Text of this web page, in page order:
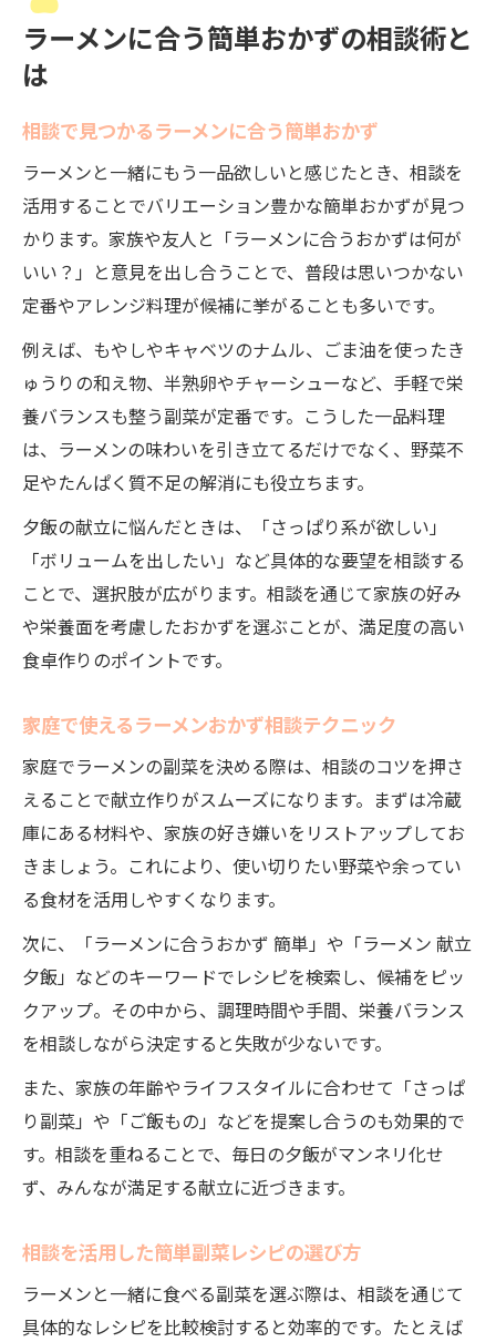
ラーメンに合う簡単おかずの相談術と
は
相談で見つかるラーメンに合う簡単おかず
ラーメンと一緒にもう一品欲しいと感じたとき、相談を
活用することでバリエーション豊かな簡単おかずが見つ
かります。家族や友人と「ラーメンに合うおかずは何が
いい？」と意見を出し合うことで、普段は思いつかない
定番やアレンジ料理が候補に挙がることも多いです。
例えば、もやしやキャベツのナムル、ごま油を使ったき
ゅうりの和え物、半熟卵やチャーシューなど、手軽で栄
養バランスも整う副菜が定番です。こうした一品料理
は、ラーメンの味わいを引き立てるだけでなく、野菜不
足やたんぱく質不足の解消にも役立ちます。
夕飯の献立に悩んだときは、「さっぱり系が欲しい」
「ボリュームを出したい」など具体的な要望を相談する
ことで、選択肢が広がります。相談を通じて家族の好み
や栄養面を考慮したおかずを選ぶことが、満足度の高い
食卓作りのポイントです。
家庭で使えるラーメンおかず相談テクニック
家庭でラーメンの副菜を決める際は、相談のコツを押さ
えることで献立作りがスムーズになります。まずは冷蔵
庫にある材料や、家族の好き嫌いをリストアップしてお
きましょう。これにより、使い切りたい野菜や余ってい
る食材を活用しやすくなります。
次に、「ラーメンに合うおかず 簡単」や「ラーメン 献立
夕飯」などのキーワードでレシピを検索し、候補をピッ
クアップ。その中から、調理時間や手間、栄養バランス
を相談しながら決定すると失敗が少ないです。
また、家族の年齢やライフスタイルに合わせて「さっぱ
り副菜」や「ご飯もの」などを提案し合うのも効果的で
す。相談を重ねることで、毎日の夕飯がマンネリ化せ
ず、みんなが満足する献立に近づきます。
相談を活用した簡単副菜レシピの選び方
ラーメンと一緒に食べる副菜を選ぶ際は、相談を通じて
具体的なレシピを比較検討すると効率的です。たとえば